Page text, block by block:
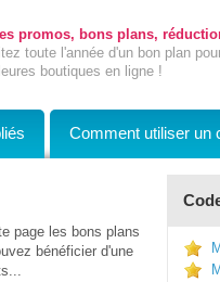
promos, bons plans,
toute l'année d'un bon plan
boutiques en ligne !
Comment utiliser un
page les bons plans
bénéficier d'une